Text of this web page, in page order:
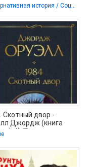
книги читать
Альтернативная история / Социально-философская фантастика / Публицистика
Скотный двор -
Джордж (книга
.txt) 📗